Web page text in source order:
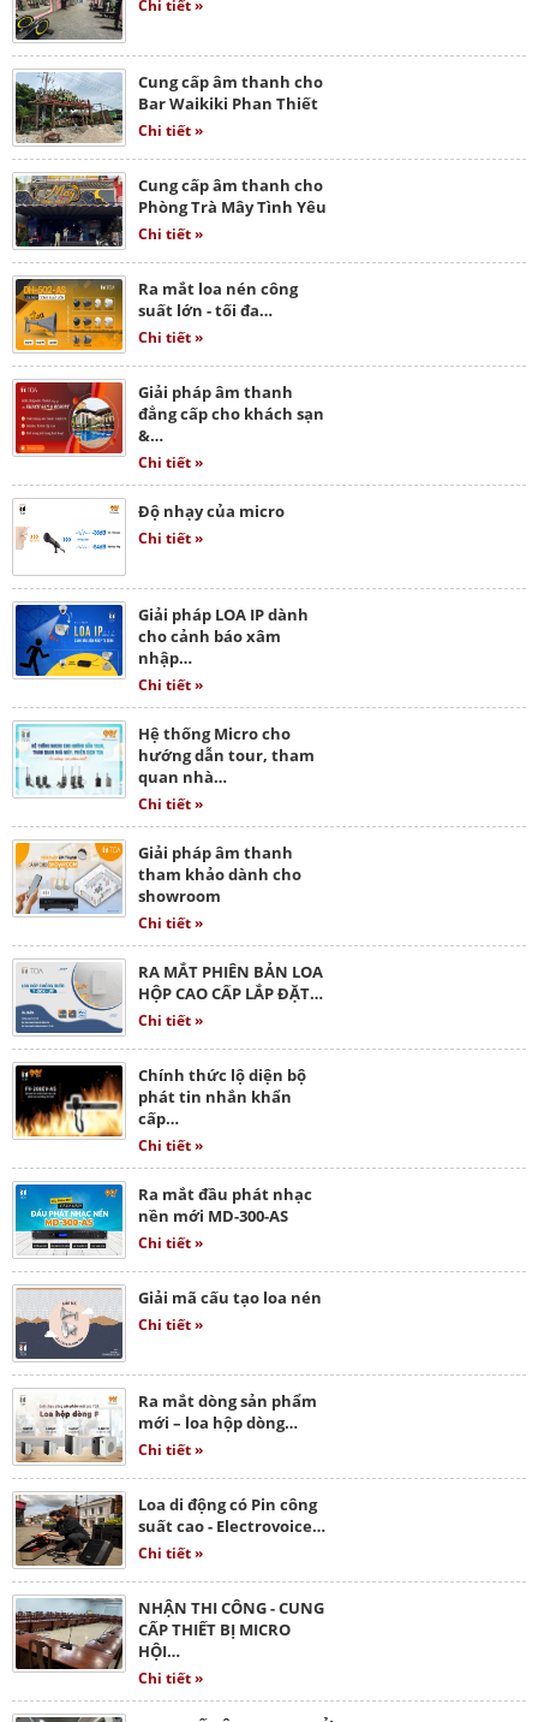
Chi tiết »
Cung cấp âm thanh cho
Bar Waikiki Phan Thiết
Chi tiết »
Cung cấp âm thanh cho
Phòng Trà Mây Tình Yêu
Chi tiết »
Ra mắt loa nén công
suất lớn - tối đa…
Chi tiết »
Giải pháp âm thanh
đẳng cấp cho khách sạn
&…
Chi tiết »
Độ nhạy của micro
Chi tiết »
Giải pháp LOA IP dành
cho cảnh báo xâm
nhập…
Chi tiết »
Hệ thống Micro cho
hướng dẫn tour, tham
quan nhà…
Chi tiết »
Giải pháp âm thanh
tham khảo dành cho
showroom
Chi tiết »
RA MẮT PHIÊN BẢN LOA
HỘP CAO CẤP LẮP ĐẶT…
Chi tiết »
Chính thức lộ diện bộ
phát tin nhắn khẩn
cấp…
Chi tiết »
Ra mắt đầu phát nhạc
nền mới MD-300-AS
Chi tiết »
Giải mã cấu tạo loa nén
Chi tiết »
Ra mắt dòng sản phẩm
mới – loa hộp dòng…
Chi tiết »
Loa di động có Pin công
suất cao - Electrovoice…
Chi tiết »
NHẬN THI CÔNG - CUNG
CẤP THIẾT BỊ MICRO
HỘI…
Chi tiết »